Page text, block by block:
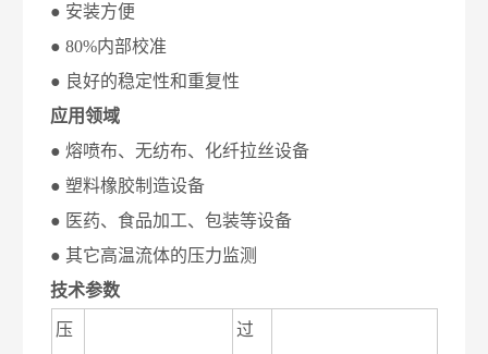
● 安装方便
● 80%内部校准
● 良好的稳定性和重复性
应用领域
● 熔喷布、无纺布、化纤拉丝设备
● 塑料橡胶制造设备
● 医药、食品加工、包装等设备
● 其它高温流体的压力监测
技术参数
压
过